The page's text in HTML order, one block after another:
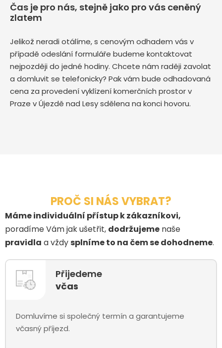
Čas je pro nás, stejně jako pro vás ceněný
zlatem
Jelikož neradi otálíme, s cenovým odhadem vás v
případě odeslání formuláře budeme kontaktovat
nejpozději do jedné hodiny. Chcete nám raději zavolat
a domluvit se telefonicky? Pak vám bude odhadovaná
cena za provedení vyklízení komerčních prostor v
Praze v Újezdě nad Lesy sdělena na konci hovoru.
PROČ SI NÁS VYBRAT?
Máme individuální přístup k zákazníkovi,
poradíme Vám jak ušetřit, dodržujeme naše
pravidla a vždy splníme to na čem se dohodneme.
Přijedeme
včas
Domluvíme si společný termín a garantujeme
včasný příjezd.